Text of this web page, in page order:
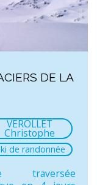
DE LA
VEROLLET
Christophe
de randonnée
traversée